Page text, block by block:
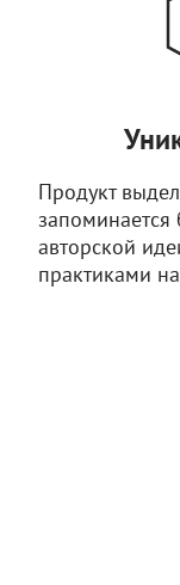
Продукт
запоминается
авторской
практиками